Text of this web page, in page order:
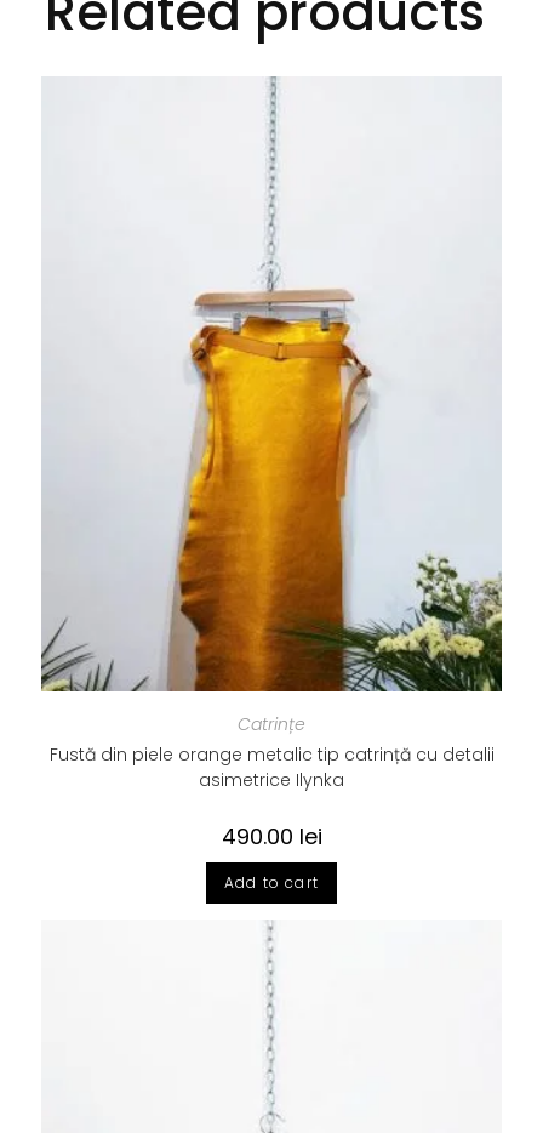
Catrințe
Fustă din piele orange metalic tip catrință cu detalii
asimetrice Ilynka
490.00 lei
Add to cart